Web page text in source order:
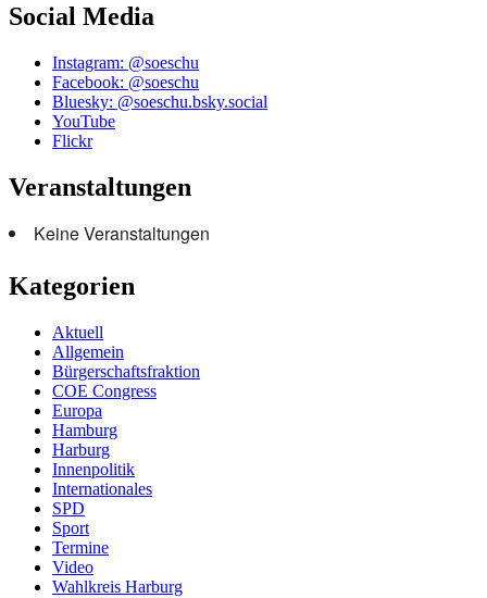
Social Media
Instagram: @soeschu
Facebook: @soeschu
Bluesky: @soeschu.bsky.social
YouTube
Flickr
Veranstaltungen
Keine Veranstaltungen
Kategorien
Aktuell
Allgemein
Bürgerschaftsfraktion
COE Congress
Europa
Hamburg
Harburg
Innenpolitik
Internationales
SPD
Sport
Termine
Video
Wahlkreis Harburg